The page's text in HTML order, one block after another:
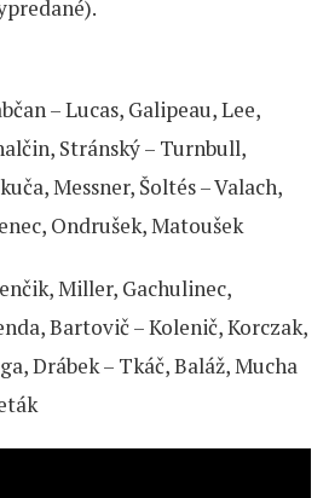
– Lucas, Galipeau, Lee,
Stránský – Turnbull,
Messner, Šoltés – Valach,
Ondrušek, Matoušek
Miller, Gachulinec,
Bartovič – Kolenič, Korczak,
Drábek – Tkáč, Baláž, Mucha